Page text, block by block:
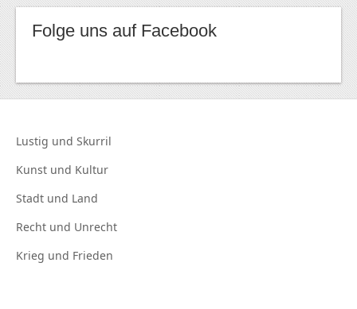
Folge uns auf Facebook
Lustig und Skurril
Kunst und Kultur
Stadt und Land
Recht und Unrecht
Krieg und Frieden